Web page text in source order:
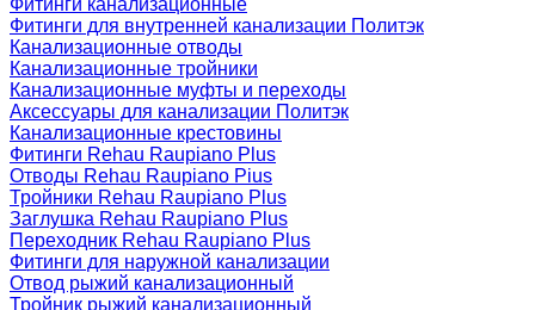
Фитинги канализационные
Фитинги для внутренней канализации Политэк
Канализационные отводы
Канализационные тройники
Канализационные муфты и переходы
Аксессуары для канализации Политэк
Канализационные крестовины
Фитинги Rehau Raupiano Plus
Отводы Rehau Raupiano Pius
Тройники Rehau Raupiano Plus
Заглушка Rehau Raupiano Plus
Переходник Rehau Raupiano Plus
Фитинги для наружной канализации
Отвод рыжий канализационный
Тройник рыжий канализационный